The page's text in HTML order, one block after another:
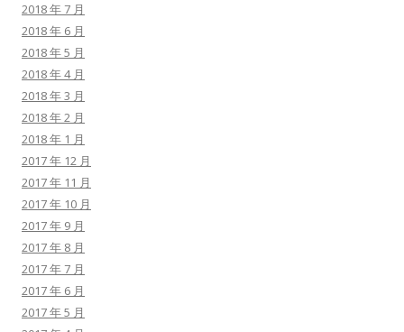
2018 年 7 月
2018 年 6 月
2018 年 5 月
2018 年 4 月
2018 年 3 月
2018 年 2 月
2018 年 1 月
2017 年 12 月
2017 年 11 月
2017 年 10 月
2017 年 9 月
2017 年 8 月
2017 年 7 月
2017 年 6 月
2017 年 5 月